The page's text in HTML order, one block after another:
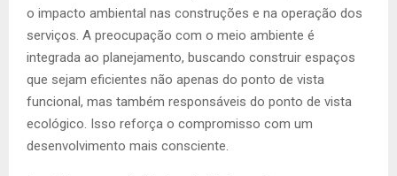
o impacto ambiental nas construções e na operação dos
serviços. A preocupação com o meio ambiente é
integrada ao planejamento, buscando construir espaços
que sejam eficientes não apenas do ponto de vista
funcional, mas também responsáveis do ponto de vista
ecológico. Isso reforça o compromisso com um
desenvolvimento mais consciente.